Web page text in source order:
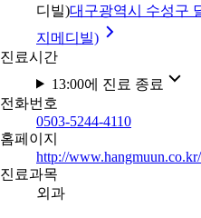
디빌)대구광역시 수성구
지메디빌)
진료시간
13:00에 진료 종료
전화번호
0503-5244-4110
홈페이지
http://www.hangmuun.co.kr/
진료과목
외과